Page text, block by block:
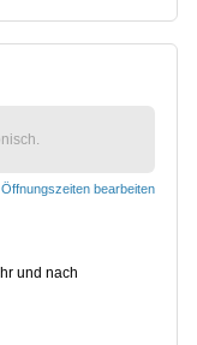
Öffnungszeiten bearbeiten
und nach